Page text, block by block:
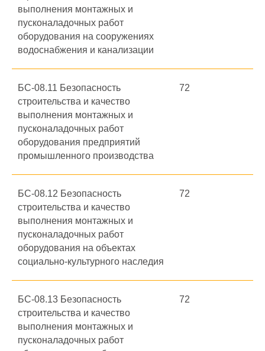
выполнения монтажных и
пусконаладочных работ
оборудования на сооружениях
водоснабжения и канализации
БС-08.11 Безопасность
строительства и качество
выполнения монтажных и
пусконаладочных работ
оборудования предприятий
промышленного производства
72
БС-08.12 Безопасность
строительства и качество
выполнения монтажных и
пусконаладочных работ
оборудования на объектах
социально-культурного наследия
72
БС-08.13 Безопасность
строительства и качество
выполнения монтажных и
пусконаладочных работ
72